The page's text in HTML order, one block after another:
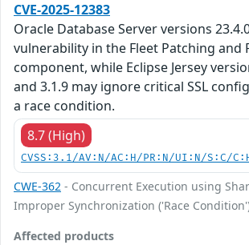
CVE-2025-12383
Oracle Database Server versions
vulnerability in the Fleet Patching and
component, while Eclipse Jersey
and 3.1.9 may ignore critical SSL
a race condition.
8.7 (High)
CVSS:3.1/AV:N/AC:H/PR:N/UI:N/S:C/
CWE-362 - Concurrent Execution using
Improper Synchronization ('Race
Affected products